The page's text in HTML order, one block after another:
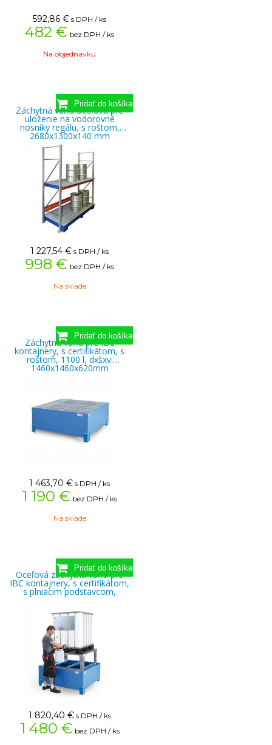
592,86 € s DPH / ks
482 € bez DPH / ks
Na objednávku
Záchytná vaňa oceľová pre
uloženie na vodorovné
nosníky regálu, s roštom,
2680x1300x140 mm
1 227,54 € s DPH / ks
998 € bez DPH / ks
Na sklade
Záchytná vaňa pre IBC
kontajnery, s certifikátom, s
roštom, 1100 l, dxšxv:
1460x1460x620mm
1 463,70 € s DPH / ks
1 190 € bez DPH / ks
Na sklade
Oceľová záchytná vaňa pre
IBC kontajnery, s certifikátom,
s plniacim podstavcom,
1 820,40 € s DPH / ks
1 480 € bez DPH / ks